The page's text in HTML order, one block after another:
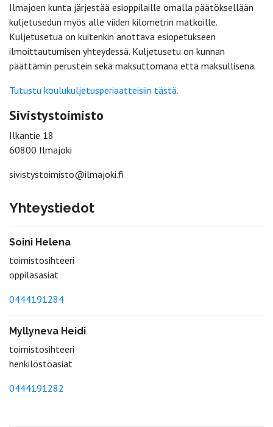
Ilmajoen kunta järjestää esioppilaille omalla päätöksellään
kuljetusedun myös alle viiden kilometrin matkoille.
Kuljetusetua on kuitenkin anottava esiopetukseen
ilmoittautumisen yhteydessä. Kuljetusetu on kunnan
päättämin perustein sekä maksuttomana että maksullisena.
Tutustu koulukuljetusperiaatteisiin tästä.
Sivistystoimisto
Ilkantie 18
60800 Ilmajoki
sivistystoimisto@ilmajoki.fi
Yhteystiedot
Soini Helena
toimistosihteeri
oppilasasiat
0444191284
Myllyneva Heidi
toimistosihteeri
henkilöstöasiat
0444191282